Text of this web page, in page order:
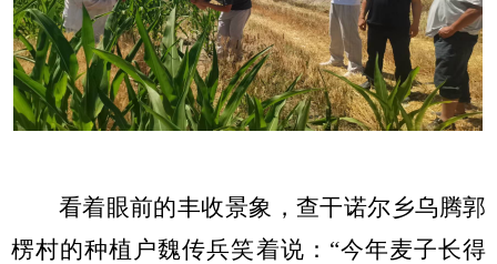
看着眼前的丰收景象，查干诺尔乡乌腾郭
楞村的种植户魏传兵笑着说： “今年麦子长得